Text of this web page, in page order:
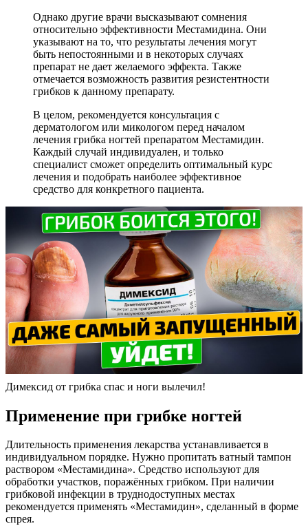
Однако другие врачи высказывают сомнения
относительно эффективности Местамидина. Они
указывают на то, что результаты лечения могут
быть непостоянными и в некоторых случаях
препарат не дает желаемого эффекта. Также
отмечается возможность развития резистентности
грибков к данному препарату.
В целом, рекомендуется консультация с
дерматологом или микологом перед началом
лечения грибка ногтей препаратом Местамидин.
Каждый случай индивидуален, и только
специалист сможет определить оптимальный курс
лечения и подобрать наиболее эффективное
средство для конкретного пациента.
Димексид от грибка спас и ноги вылечил!
Применение при грибке ногтей
Длительность применения лекарства устанавливается в
индивидуальном порядке. Нужно пропитать ватный тампон
раствором «Местамидина». Средство используют для
обработки участков, поражённых грибком. При наличии
грибковой инфекции в труднодоступных местах
рекомендуется применять «Местамидин», сделанный в форме
спрея.